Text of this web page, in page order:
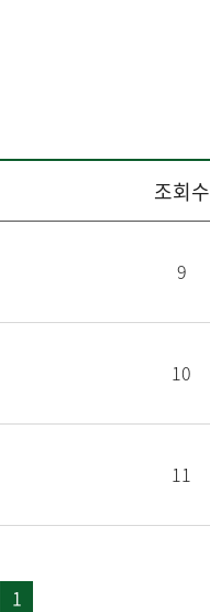
조회수
9
10
11
1